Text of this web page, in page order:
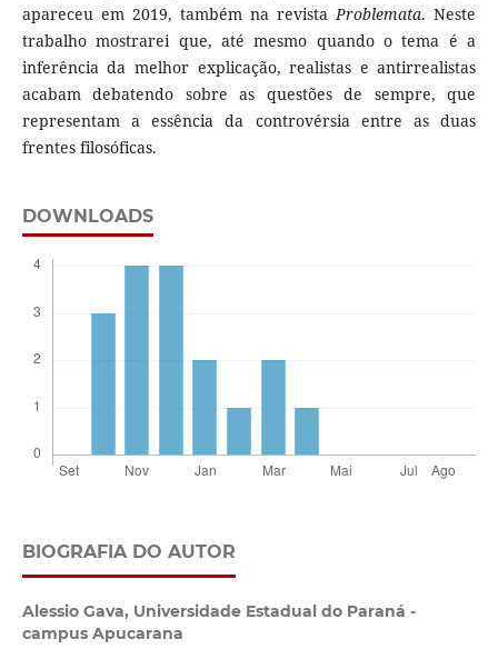
apareceu em 2019, também na revistaProblemata. Neste
trabalho mostrarei que, até mesmo quando o tema é a
inferência da melhor explicação, realistas e antirrealistas
acabam debatendo sobre as questões de sempre, que
representam a essência da controvérsia entre as duas
frentes filosóficas.
DOWNLOADS
BIOGRAFIA DO AUTOR
Alessio Gava, Universidade Estadual do Paraná -
campus Apucarana